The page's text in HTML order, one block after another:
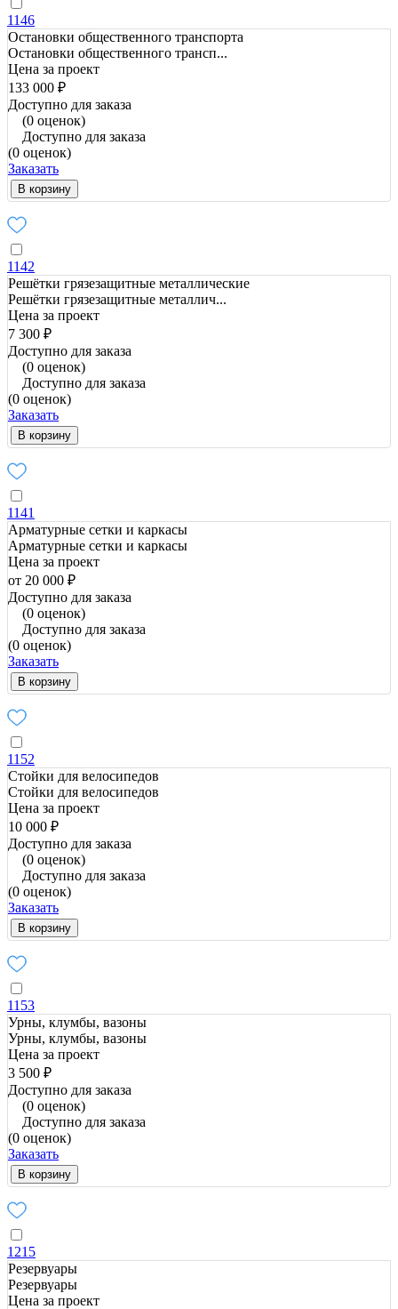
1146
Остановки общественного транспорта
Остановки общественного трансп...
Цена за проект
133 000 ₽
Доступно для заказа
(0 оценок)
Доступно для заказа
(0 оценок)
Заказать
В корзину
1142
Решётки грязезащитные металлические
Решётки грязезащитные металлич...
Цена за проект
7 300 ₽
Доступно для заказа
(0 оценок)
Доступно для заказа
(0 оценок)
Заказать
В корзину
1141
Арматурные сетки и каркасы
Арматурные сетки и каркасы
Цена за проект
от 20 000 ₽
Доступно для заказа
(0 оценок)
Доступно для заказа
(0 оценок)
Заказать
В корзину
1152
Стойки для велосипедов
Стойки для велосипедов
Цена за проект
10 000 ₽
Доступно для заказа
(0 оценок)
Доступно для заказа
(0 оценок)
Заказать
В корзину
1153
Урны, клумбы, вазоны
Урны, клумбы, вазоны
Цена за проект
3 500 ₽
Доступно для заказа
(0 оценок)
Доступно для заказа
(0 оценок)
Заказать
В корзину
1215
Резервуары
Резервуары
Цена за проект